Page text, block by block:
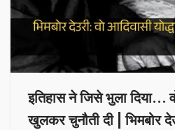
इतिहास ने जिसे भुला दिया…
खुलकर चुनौती दी | भिमबोर